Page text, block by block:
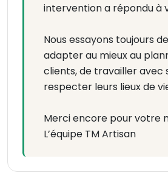
intervention a répondu à
Nous essayons toujours
adapter au mieux au
clients, de travailler avec
respecter leurs lieux de
Merci encore pour votre
L’équipe TM Artisan